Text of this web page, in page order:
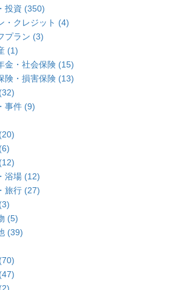
投資 (350)
・クレジット (4)
プラン (3)
(1)
金・社会保険 (15)
険・損害保険 (13)
事件 (9)
浴場 (12)
旅行 (27)
(5)
(39)